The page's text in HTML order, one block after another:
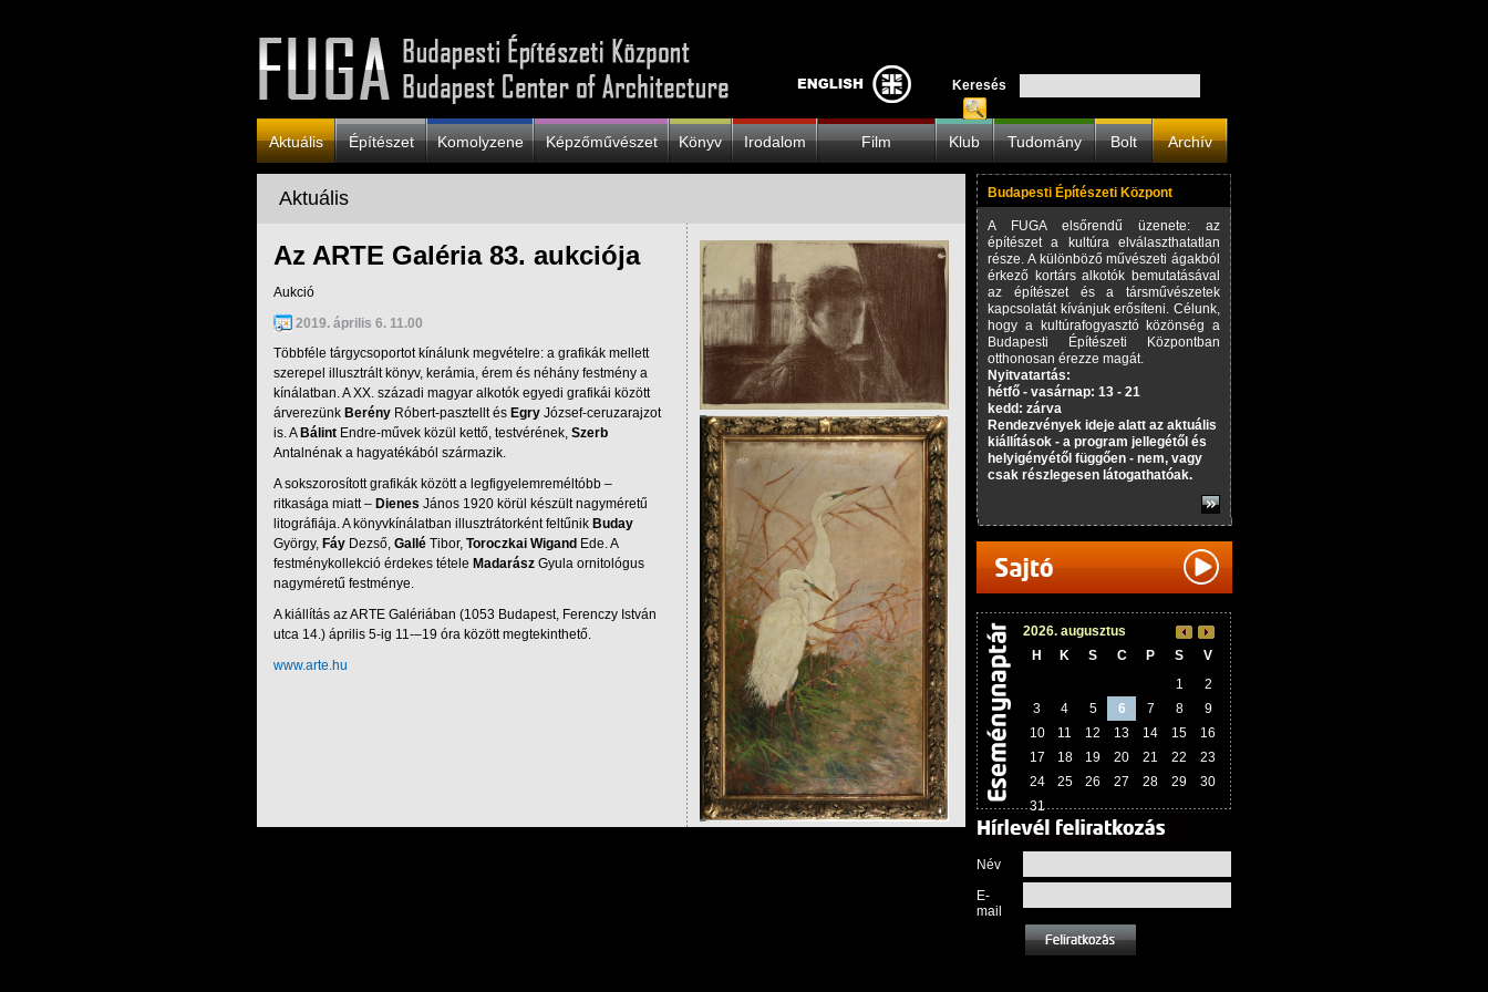
Keresés
Aktuális Építészet Komolyzene Képzőművészet Könyv Irodalom Film Klub Tudomány Bolt Archív
Aktuális
Az ARTE Galéria 83. aukciója
Aukció
2019. április 6. 11.00
Többféle tárgycsoportot kínálunk megvételre: a grafikák mellett
szerepel illusztrált könyv, kerámia, érem és néhány festmény a
kínálatban. A XX. századi magyar alkotók egyedi grafikái között
árverezünk Berény Róbert-pasztellt és Egry József-ceruzarajzot
is. A Bálint Endre-művek közül kettő, testvérének, Szerb
Antalnénak a hagyatékából származik.
A sokszorosított grafikák között a legfigyelemreméltóbb –
ritkasága miatt – Dienes János 1920 körül készült nagyméretű
litográfiája. A könyvkínálatban illusztrátorként feltűnik Buday
György, Fáy Dezső, Gallé Tibor, Toroczkai Wigand Ede. A
festménykollekció érdekes tétele Madarász Gyula ornitológus
nagyméretű festménye.
A kiállítás az ARTE Galériában (1053 Budapest, Ferenczy István
utca 14.) április 5-ig 11-–19 óra között megtekinthető.
www.arte.hu
Budapesti Építészeti Központ
A FUGA elsőrendű üzenete: az
építészet a kultúra elválaszthatatlan
része. A különböző művészeti ágakból
érkező kortárs alkotók bemutatásával
az építészet és a társművészetek
kapcsolatát kívánjuk erősíteni. Célunk,
hogy a kultúrafogyasztó közönség a
Budapesti Építészeti Központban
otthonosan érezze magát.
Nyitvatartás:
hétfő - vasárnap: 13 - 21
kedd: zárva
Rendezvények ideje alatt az aktuális
kiállítások - a program jellegétől és
helyigényétől függően - nem, vagy
csak részlegesen látogathatóak.
2026. augusztus
H
K S C P S
V
1
2
3
4 5 6 7 8
9
10
11 12 13 14 15
16
17
18 19 20 21 22
23
24
25 26 27 28 29
30
31
Név
E-
mail